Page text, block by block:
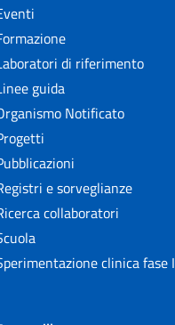
di riferimento
guida
Notificato
e sorveglianze
collaboratori
clinica fase I